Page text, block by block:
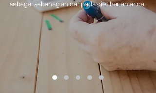
sebagai sebahagian daripada diet harian anda.